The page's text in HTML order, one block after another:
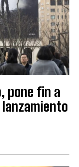
pone fin a